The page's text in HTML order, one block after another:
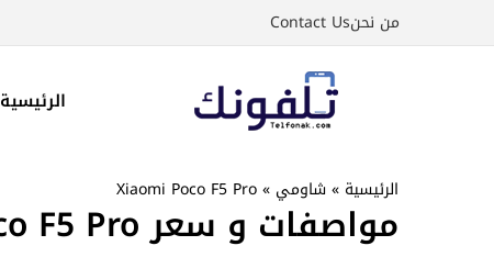
من نحنContact Us
الرئيسية
الرئيسية »شاومي »
Xiaomi Poco F5 Pro
مواصفات و سعر Xiaomi Poco F5 Pro